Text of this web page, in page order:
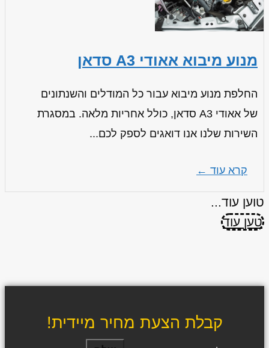
מנוע מיבוא אאודי A3 סדאן
החלפת מנוע מיבוא עבור כל המודלים והשנתונים
של אאודי A3 סדאן, כולל אחריות מלאה. במסגרת
השירות שלנו אנו דואגים לספק לכם...
קרא עוד ←
טוען עוד...
טען עוד
קבלת הצעת מחיר מיידית!